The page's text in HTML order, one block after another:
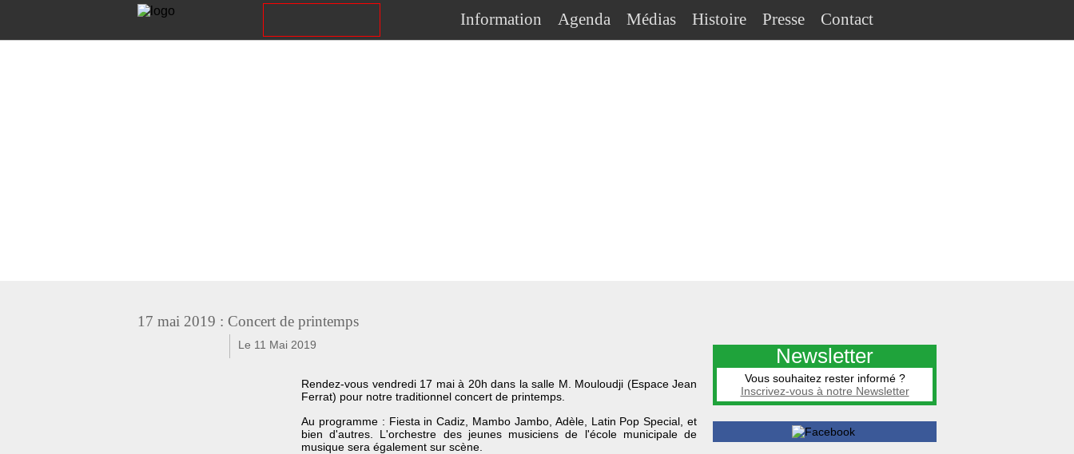
Information Agenda Médias Histoire Presse Contact
17 mai 2019 : Concert de printemps
Le 11 Mai 2019
Rendez-vous vendredi 17 mai à 20h dans la salle M. Mouloudji (Espace Jean
Ferrat) pour notre traditionnel concert de printemps.
Au programme : Fiesta in Cadiz, Mambo Jambo, Adèle, Latin Pop Special, et
bien d'autres. L'orchestre des jeunes musiciens de l'école municipale de
musique sera également sur scène.
Newsletter
Vous souhaitez rester informé ?
Inscrivez-vous à notre Newsletter